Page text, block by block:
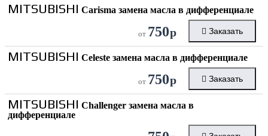
MITSUBISHI Carisma замена масла в дифференциале
от 750р Заказать
MITSUBISHI Celeste замена масла в дифференциале
от 750р Заказать
MITSUBISHI Challenger замена масла в
дифференциале